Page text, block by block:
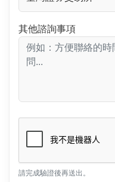
其他諮詢事項
請完成驗證後再送出。